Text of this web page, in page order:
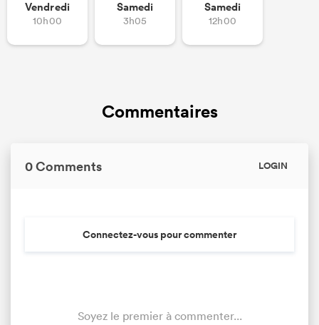
Vendredi
10h00
Samedi
3h05
Samedi
12h00
Commentaires
0 Comments LOGIN
Connectez-vous pour commenter
Soyez le premier à commenter...